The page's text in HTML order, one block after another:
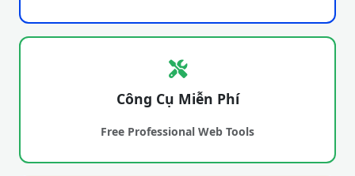
Công Cụ Miễn Phí
Free Professional Web Tools